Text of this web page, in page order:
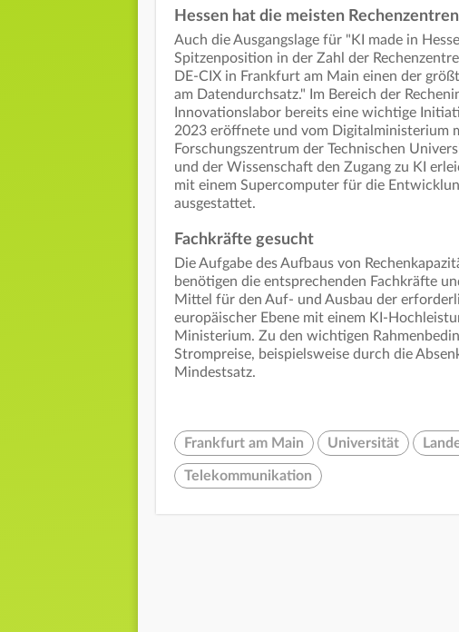
Hessen hat die meisten
Auch die Ausgangslage für "KI made in
Spitzenposition in der Zahl der
DE-CIX in Frankfurt am Main einen der
am Datendurchsatz." Im Bereich der
Innovationslabor bereits eine wichtige
2023 eröffnete und vom Digitalministerium
Forschungszentrum der Technischen
und der Wissenschaft den Zugang zu KI
mit einem Supercomputer für die
ausgestattet.
Fachkräfte gesucht
Die Aufgabe des Aufbaus von
benötigen die entsprechenden Fachkräfte
Mittel für den Auf- und Ausbau der
europäischer Ebene mit einem KI-
Ministerium. Zu den wichtigen
Strompreise, beispielsweise durch die
Mindestsatz.
Frankfurt am Main Universität
Telekommunikation